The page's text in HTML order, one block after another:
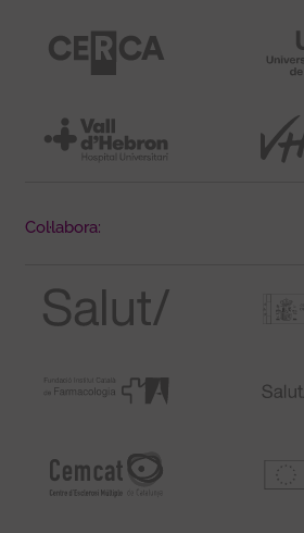
Col·labora: